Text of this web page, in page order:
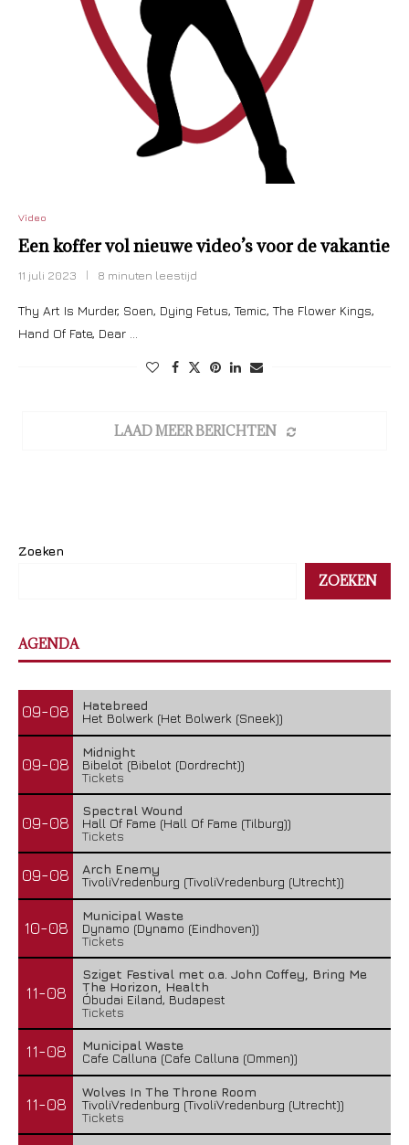
Video
Een koffer vol nieuwe video’s voor de vakantie
11 juli 2023 8 minuten leestijd
Thy Art Is Murder, Soen, Dying Fetus, Temic, The Flower Kings,
Hand Of Fate, Dear …
LAAD MEER BERICHTEN
Zoeken
ZOEKEN
AGENDA
09-08
Hatebreed
Het Bolwerk (Het Bolwerk (Sneek))
09-08
Midnight
Bibelot (Bibelot (Dordrecht))
Tickets
09-08
Spectral Wound
Hall Of Fame (Hall Of Fame (Tilburg))
Tickets
09-08
Arch Enemy
TivoliVredenburg (TivoliVredenburg (Utrecht))
10-08
Municipal Waste
Dynamo (Dynamo (Eindhoven))
Tickets
11-08
Sziget Festival met o.a. John Coffey, Bring Me
The Horizon, Health
Óbudai Eiland, Budapest
Tickets
11-08
Municipal Waste
Cafe Calluna (Cafe Calluna (Ommen))
11-08
Wolves In The Throne Room
TivoliVredenburg (TivoliVredenburg (Utrecht))
Tickets